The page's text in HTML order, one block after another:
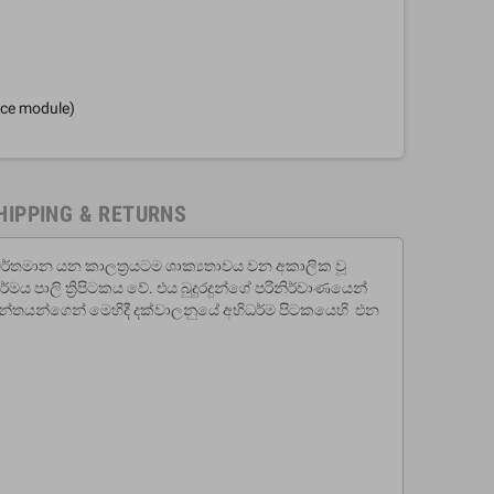
module)
& RETURNS
යන කාලත්‍රයටම ශාක්‍යතාවය වන අකාලික වූ
පාලි ත්‍රිපිටකය වේ. එය බුදුරදුන්ගේ පරිනිර්වාණයෙන්
මෙහිදී දක්වාලනුයේ අභිධර්ම පිටකයෙහි එන